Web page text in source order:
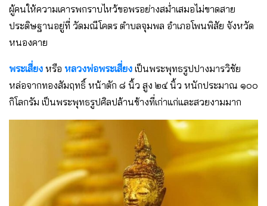
ผู้คนให้ความเคารพกราบไหว้ขอพรอย่างสม่ำเสมอไม่ขาดสาย
ประดิษฐานอยู่ที่ วัดมณีโคตร ตำบลจุมพล อำเภอโพนพิสัย จังหวัด
หนองคาย
พระเสี่ยง หรือ หลวงพ่อพระเสี่ยง เป็นพระพุทธรูปปางมารวิชัย
หล่อจากทองสัมฤทธิ์ หน้าตัก ๘ นิ้ว สูง ๒๔ นิ้ว หนักประมาณ ๑๐๐
กิโลกรัม เป็นพระพุทธรูปศิลปล้านช้างที่เก่าแก่และสวยงามมาก